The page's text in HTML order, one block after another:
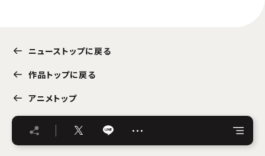
ニューストップに戻る
作品トップに戻る
アニメトップ
…